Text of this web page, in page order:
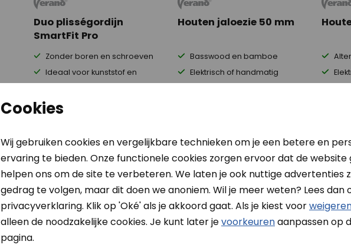
Duo plisségordijn
SmartFit Pro
Zonder boren en schroeven
Ideaal voor kunststof en
Adviesprijs € 212,44
Bekijk
Houten jaloezie 50 mm
Basswood en bamboe
Elektrisch of handmatig
Snelle levering Tot wel 50%
Cookies
Wij gebruiken cookies en vergelijkbare technieken om je een betere en
ervaring te bieden. Onze functionele cookies zorgen ervoor dat de
helpen ons om de site te verbeteren. We laten je ook nuttige advertenties
gedrag te volgen, maar dit doen we anoniem. Wil je meer weten? Lees dan
privacyverklaring. Klik op 'Oké' als je akkoord gaat. Als je kiest voor
alleen de noodzakelijke cookies. Je kunt later jevoorkeurenaanpassen op
pagina.